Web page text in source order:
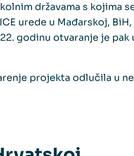
državama s kojima
urede u Mađarskoj,
godinu otvaranje je
projekta odlučila u